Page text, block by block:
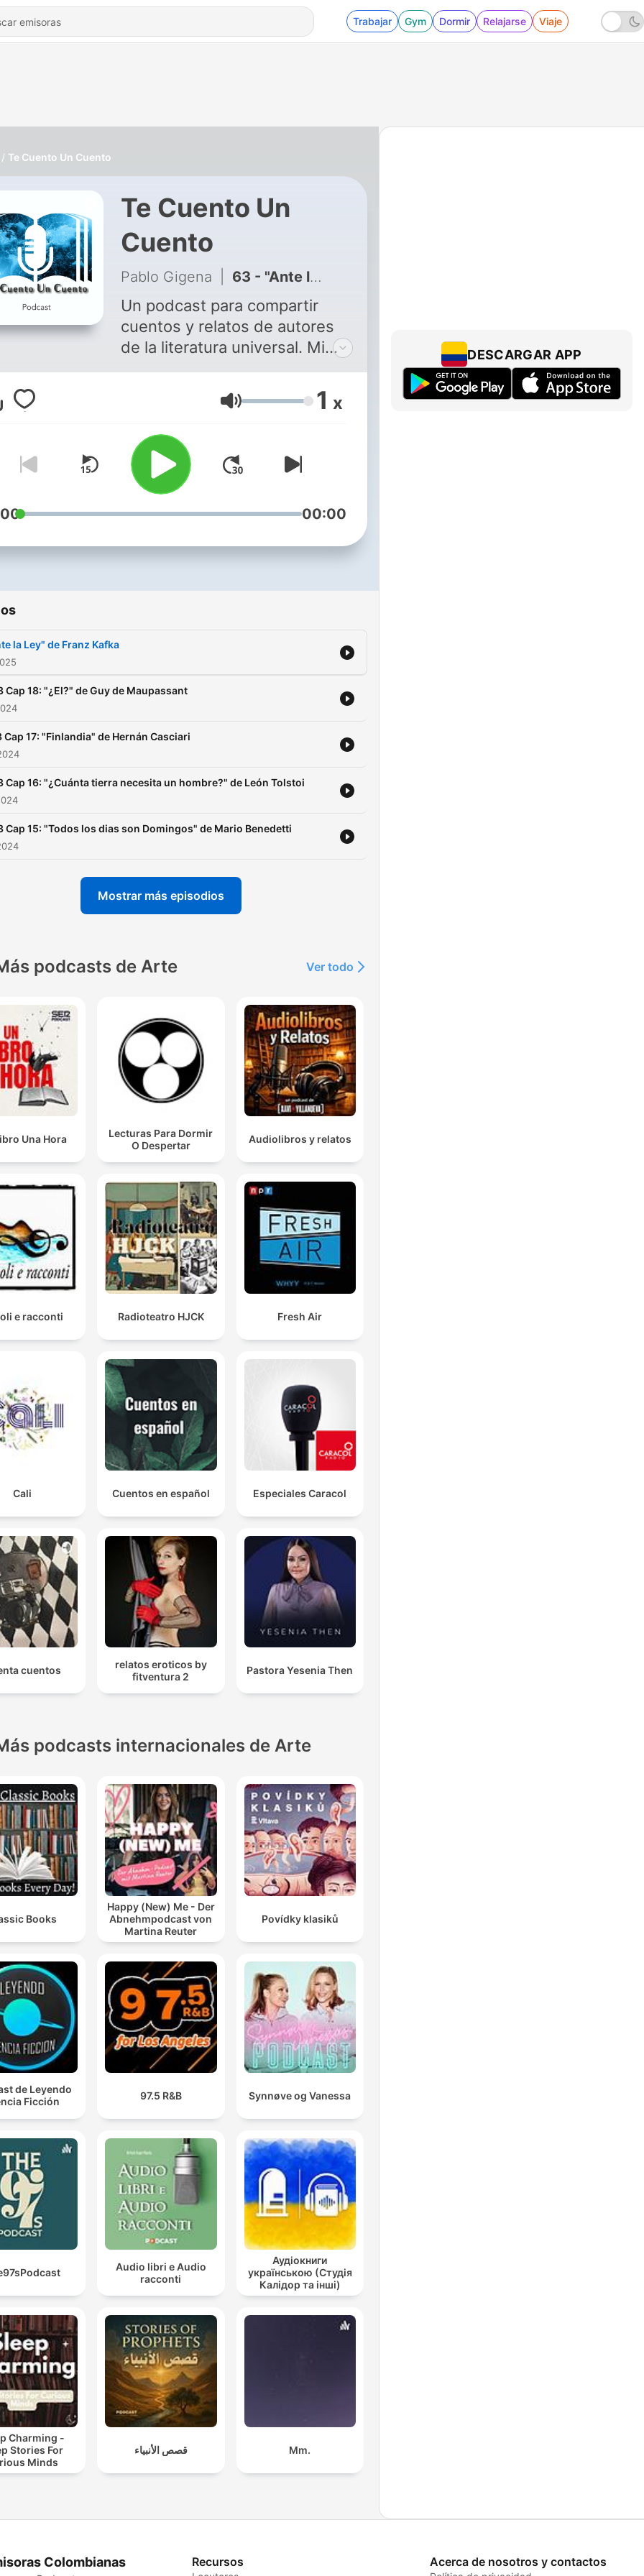
Trabajar Gym Dormir Relajarse Viaje
Te Cuento Un Cuento
Te Cuento Un
Cuento
Pablo Gigena 63 - "Ante la Ley" de Franz Kafka
Un podcast para compartir
cuentos y relatos de autores
de la literatura universal. Mi
nombre es Pablo y te invito a
Te cuento un cuento. Seguime
en Instagram:
https://instagram.com/tecuentouncuentook
¿Me invitas un cafecito?
(Argentina)
https://cafecito.app/podcast
Volumen 1 x
00:00
la Ley" de Franz Kafka
Cap 18: "¿El?" de Guy de Maupassant
Cap 17: "Finlandia" de Hernán Casciari
Cap 16: "¿Cuánta tierra necesita un hombre?" de León Tolstoi
Cap 15: "Todos los dias son Domingos" de Mario Benedetti
Mostrar más episodios
podcasts de Arte Ver todo
Una Hora
Lecturas Para Dormir
O Despertar
Audiolibros y relatos
e racconti Radioteatro HJCK Fresh Air
Cali Cuentos en español Especiales Caracol
cuentos
relatos eroticos by
fitventura 2
Pastora Yesenia Then
podcasts internacionales de Arte
Books
Happy (New) Me - Der
Abnehmpodcast von
Martina Reuter
Povídky klasiků
de Leyendo
Ficción
97.5 R&B Synnøve og Vanessa
Audio libri e Audio
racconti
Аудіокниги
українською (Студія
Калідор та інші)
Charming -
Stories For
Minds
قصص الأنبياء Mm.
DESCARGAR APP
Colombianas Recursos Acerca de nosotros y contactos